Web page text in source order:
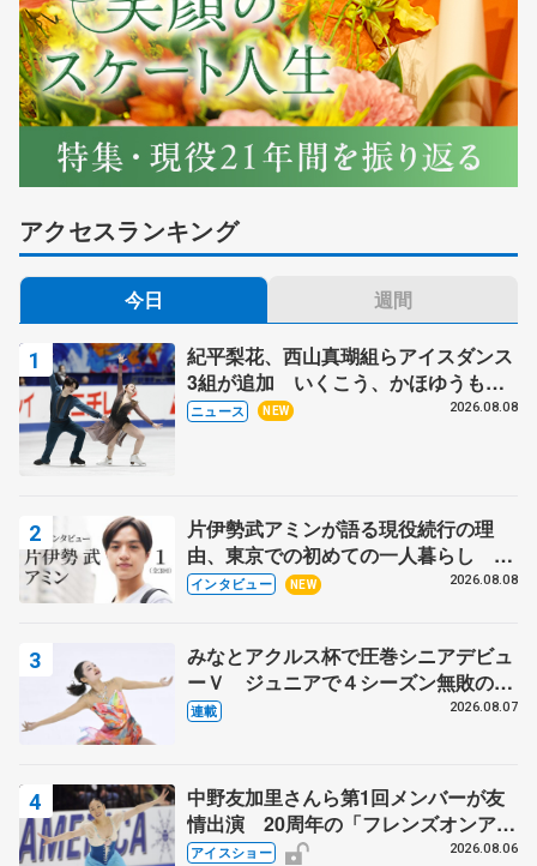
アクセスランキング
今日 週間
紀平梨花、西山真瑚組らアイスダンス
3組が追加 いくこう、かほゆうも、
木下グループ杯
ニュース NEW 2026.08.08
片伊勢武アミンが語る現役続行の理
由、東京での初めての一人暮らし 注
目スケーターの「今」に迫る
インタビュー NEW 2026.08.08
みなとアクルス杯で圧巻シニアデビュ
ーＶ ジュニアで４シーズン無敗の島
田麻央
連載 2026.08.07
中野友加里さんら第1回メンバーが友
情出演 20周年の「フレンズオンアイ
ス」 宮本賢二さん、有川梨絵さん、
アイスショー 2026.08.06